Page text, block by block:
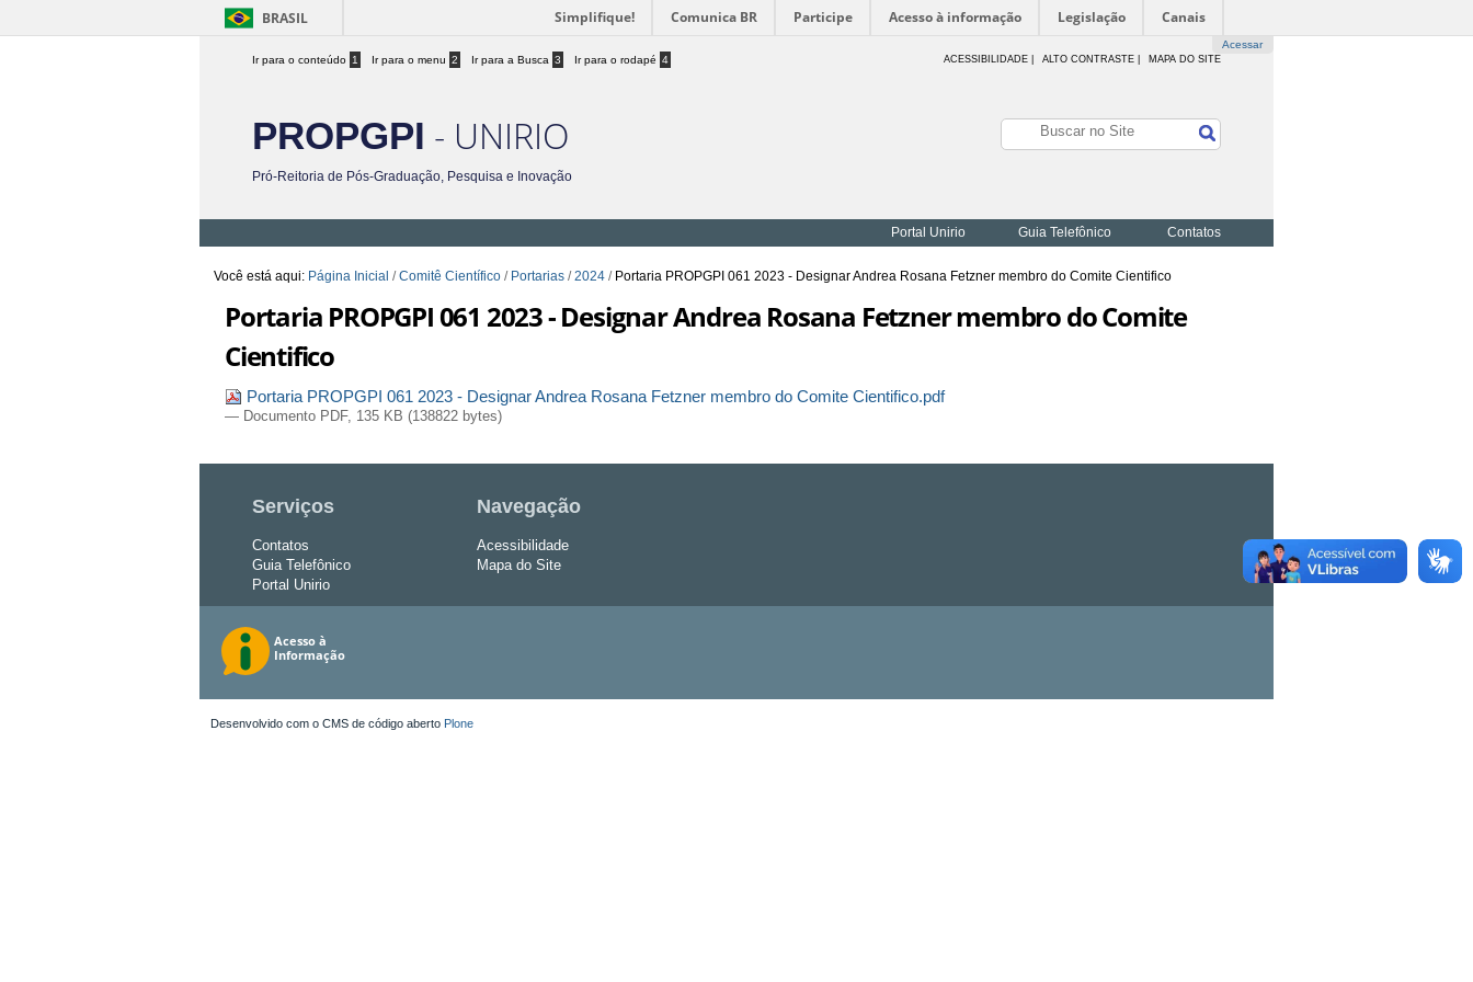
BRASIL Simplifique! Comunica BR Participe Acesso à informação Legislação Canais
Acessar
Ir para o conteúdo 1 Ir para o menu 2 Ir para a Busca 3 Ir para o rodapé 4 ACESSIBILIDADE ALTO CONTRASTE | MAPA DO SITE
PROPGPI - UNIRIO
Pró-Reitoria de Pós-Graduação, Pesquisa e Inovação
Portal Unirio Guia Telefônico Contatos
Você está aqui: Página Inicial /Comitê Científico / Portarias /2024 / Portaria PROPGPI 061 2023 - Designar Andrea Rosana Fetzner membro do Comite Cientifico
Portaria PROPGPI 061 2023 - Designar Andrea Rosana Fetzner membro do Comite
Cientifico
Portaria PROPGPI 061 2023 - Designar Andrea Rosana Fetzner membro do Comite Cientifico.pdf
— Documento PDF, 135 KB (138822 bytes)
Serviços
Contatos
Guia Telefônico
Portal Unirio
Navegação
Acessibilidade
Mapa do Site
Desenvolvido com o CMS de código aberto Plone